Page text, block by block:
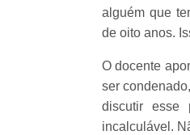
alguém que
de oito anos.
O docente
ser
discutir esse
incalculável.